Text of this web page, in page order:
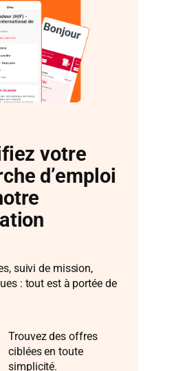
votre
d’emploi
suivi de mission,
: tout est à portée de
Trouvez des offres
ciblées en toute
simplicité.